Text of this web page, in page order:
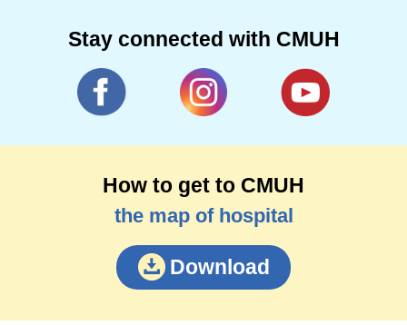
Stay connected with CMUH
How to get to CMUH
the map of hospital
Download